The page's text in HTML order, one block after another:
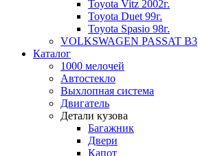
Toyota Vitz 2002г.
Toyota Duet 99г.
Toyota Spasio 98г.
VOLKSWAGEN PASSAT B3
Каталог
1000 мелочей
Автостекло
Выхлопная система
Двигатель
Детали кузова
Багажник
Двери
Капот